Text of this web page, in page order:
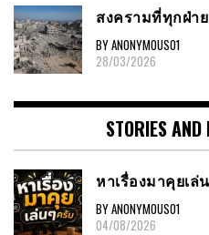
สงครามที่ทุกฝ่า
BY ANONYMOUS01
28/03/2026
STORIES AND
หาเรื่องมาคุยเล่
BY ANONYMOUS01
04/08/2026